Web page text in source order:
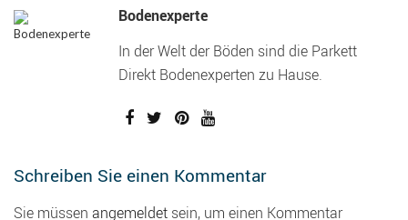
Bodenexperte
In der Welt der Böden sind die Parkett
Direkt Bodenexperten zu Hause.
Schreiben Sie einen Kommentar
Sie müssen angemeldet sein, um einen Kommentar